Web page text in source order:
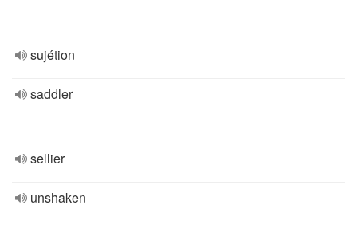
sujétion
saddler
sellier
unshaken